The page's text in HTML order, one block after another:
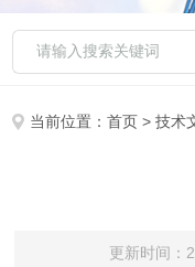
当前位置：首页 >技术
更新时间